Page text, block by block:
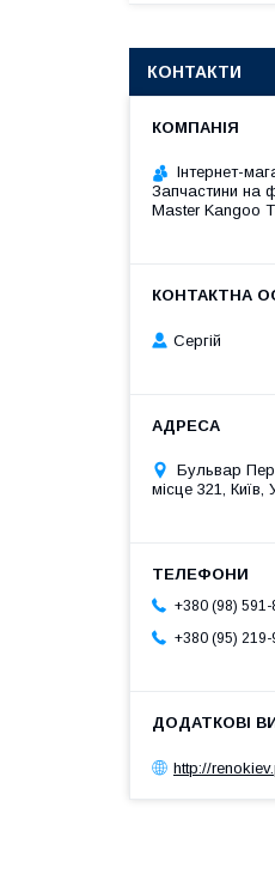
КОНТАКТИ
Інтернет-
Запчастини на
Master Kangoo
Сергій
Бульвар
місце 321, Київ,
+380 (98) 591-
+380 (95) 219-
http://